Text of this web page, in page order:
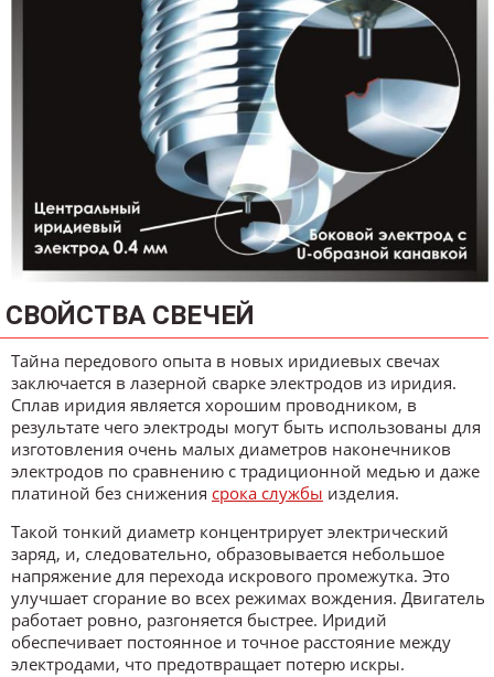
СВОЙСТВА СВЕЧЕЙ
Тайна передового опыта в новых иридиевых свечах
заключается в лазерной сварке электродов из иридия.
Сплав иридия является хорошим проводником, в
результате чего электроды могут быть использованы для
изготовления очень малых диаметров наконечников
электродов по сравнению с традиционной медью и даже
платиной без снижения срока службы изделия.
Такой тонкий диаметр концентрирует электрический
заряд, и, следовательно, образовывается небольшое
напряжение для перехода искрового промежутка. Это
улучшает сгорание во всех режимах вождения. Двигатель
работает ровно, разгоняется быстрее. Иридий
обеспечивает постоянное и точное расстояние между
электродами, что предотвращает потерю искры.